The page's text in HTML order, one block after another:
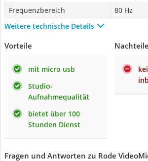
Frequenzbereich
80 Hz
Weitere technische Details
Vorteile
mit micro usb
Studio-
Aufnahmequalität
bietet über 100
Stunden Dienst
Nachteile
Fragen und Antworten zu Rode